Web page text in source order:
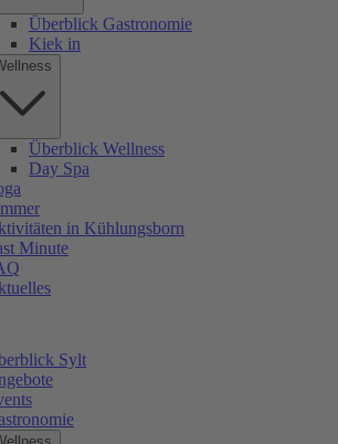
Überblick Gastronomie
Kiek in
Überblick Wellness
Day Spa
in Kühlungsborn
Minute
Sylt